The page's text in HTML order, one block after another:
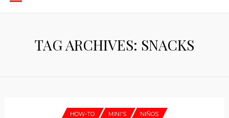
TAG ARCHIVES: SNACKS
HOW-TO MINI'S NIÑOS